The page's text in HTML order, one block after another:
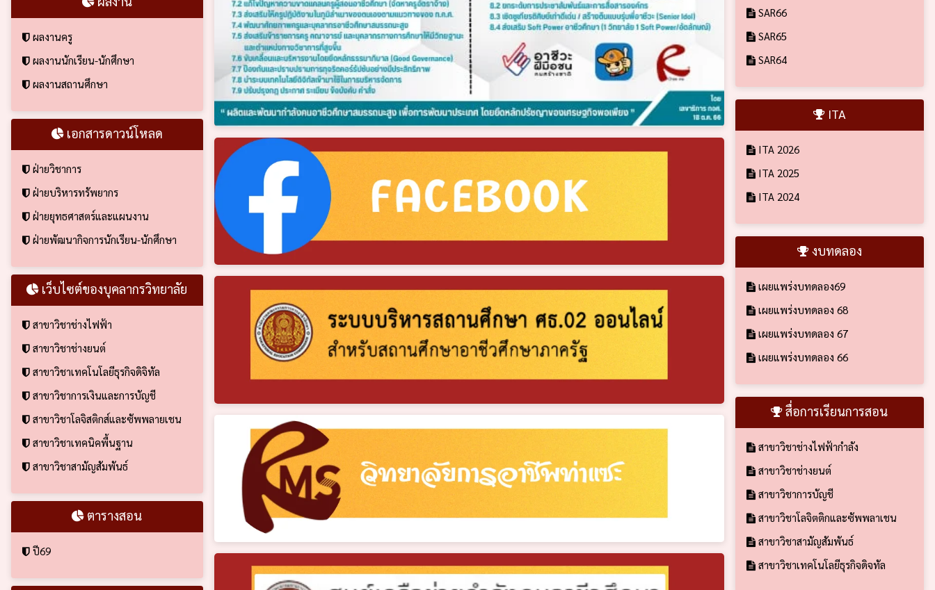
ผลงานครู
ผลงานนักเรียน-นักศึกษา
ผลงานสถานศึกษา
เอกสารดาวน์โหลด
ฝ่ายวิชาการ
ฝ่ายบริหารทรัพยากร
ฝ่ายยุทธศาสตร์และแผนงาน
ฝ่ายพัฒนากิจการนักเรียน-นักศึกษา
เว็บไซต์ของบุคลากรวิทยาลัย
สาขาวิชาช่างไฟฟ้า
สาขาวิชาช่างยนต์
สาขาวิชาเทคโนโลยีธุรกิจดิจิทัล
สาขาวิชาการเงินและการบัญชี
สาขาวิชาโลจิสติกส์และซัพพลายเชน
สาขาวิชาเทคนิคพื้นฐาน
สาขาวิชาสามัญสัมพันธ์
ตารางสอน
ปี69
SAR66
SAR65
SAR64
ITA
ITA 2026
ITA 2025
ITA 2024
งบทดลอง
เผยแพร่งบทดลอง69
เผยแพร่งบทดลอง 68
เผยแพร่งบทดลอง 67
เผยแพร่งบทดลอง 66
สื่อการเรียนการสอน
สาขาวิชาช่างไฟฟ้ากำลัง
สาขาวิชาช่างยนต์
สาขาวิชาการบัญชี
สาขาวิชาโลจิตติกและซัพพลาเชน
สาขาวิชาสามัญสัมพันธ์
สาขาวิชาเทคโนโลยีธุรกิจดิจทัล